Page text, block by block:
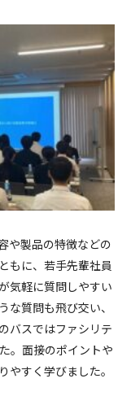
や製品の特徴などの
もに、若手先輩社員
気軽に質問しやすい
な質問も飛び交い、
バスではファシリテ
。面接のポイントや
やすく学びました。